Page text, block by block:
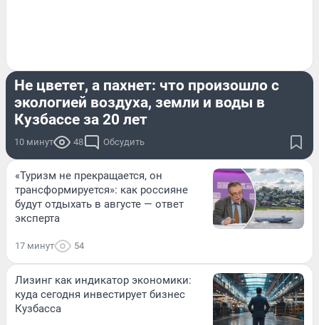
Не цветет, а пахнет: что произошло с
экологией воздуха, земли и воды в
Кузбассе за 20 лет
10 минут 48 Обсудить
«Туризм не прекращается, он
трансформируется»: как россияне
будут отдыхать в августе — ответ
эксперта
17 минут 54
Лизинг как индикатор экономики:
куда сегодня инвестирует бизнес
Кузбасса